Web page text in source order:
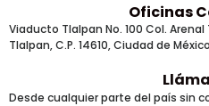
Oficinas
Viaducto Tlalpan No. 100 Col.
Tlalpan, C.P. 14610, Ciudad de
Desde cualquier parte del país sin